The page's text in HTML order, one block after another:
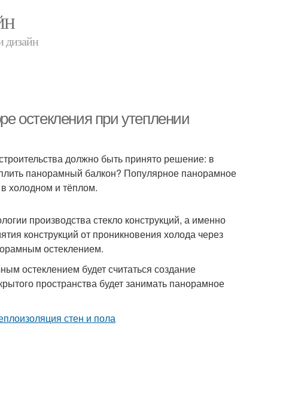
дизайн
остекления при утеплении
должно быть принято решение: в
панорамный балкон? Популярное панорамное
холодном и тёплом.
производства стекло конструкций, а именно
конструкций от проникновения холода через
остеклением.
остеклением будет считаться создание
пространства будет занимать панорамное